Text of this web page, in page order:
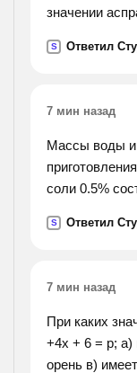
значении
нарядный
учились,
S Ответил
7 мин назад
Массы воды и
соли 0.5%
S Ответил
7 мин назад
При каких
+4х + 6 = р; а)
орень в)